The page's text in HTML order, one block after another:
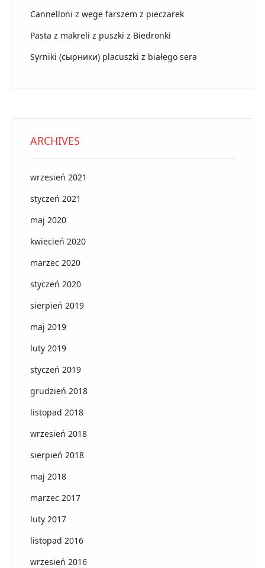
Cannelloni z wege farszem z pieczarek
Pasta z makreli z puszki z Biedronki
Syrniki (сырники) placuszki z białego sera
ARCHIVES
wrzesień 2021
styczeń 2021
maj 2020
kwiecień 2020
marzec 2020
styczeń 2020
sierpień 2019
maj 2019
luty 2019
styczeń 2019
grudzień 2018
listopad 2018
wrzesień 2018
sierpień 2018
maj 2018
marzec 2017
luty 2017
listopad 2016
wrzesień 2016